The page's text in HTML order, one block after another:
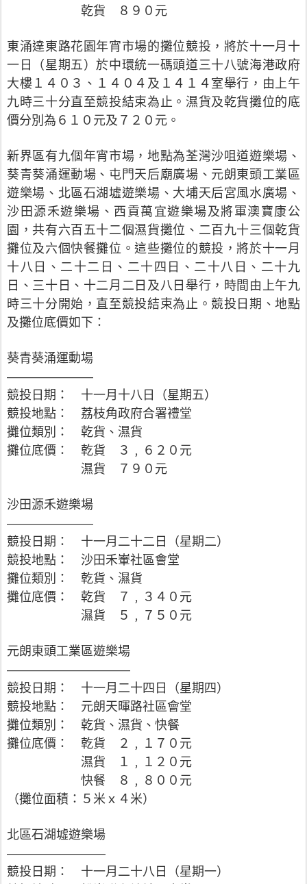
乾貨 ８９０元
東涌達東路花園年宵市場的攤位競投，將於十一月十
一日（星期五）於中環統一碼頭道三十八號海港政府
大樓１４０３、１４０４及１４１４室舉行，由上午
九時三十分直至競投結束為止。濕貨及乾貨攤位的底
價分別為６１０元及７２０元。
新界區有九個年宵市場，地點為荃灣沙咀道遊樂場、
葵青葵涌運動場、屯門天后廟廣場、元朗東頭工業區
遊樂場、北區石湖墟遊樂場、大埔天后宮風水廣場、
沙田源禾遊樂場、西貢萬宜遊樂場及將軍澳寶康公
園，共有六百五十二個濕貨攤位、二百九十三個乾貨
攤位及六個快餐攤位。這些攤位的競投，將於十一月
十八日、二十二日、二十四日、二十八日、二十九
日、三十日、十二月二日及八日舉行，時間由上午九
時三十分開始，直至競投結束為止。競投日期、地點
及攤位底價如下：
葵青葵涌運動場
———————
競投日期： 十一月十八日（星期五）
競投地點： 荔枝角政府合署禮堂
攤位類別： 乾貨、濕貨
攤位底價： 乾貨 ３﹐６２０元
濕貨 ７９０元
沙田源禾遊樂場
———————
競投日期： 十一月二十二日（星期二）
競投地點： 沙田禾輋社區會堂
攤位類別： 乾貨、濕貨
攤位底價： 乾貨 ７﹐３４０元
濕貨 ５﹐７５０元
元朗東頭工業區遊樂場
——————————
競投日期： 十一月二十四日（星期四）
競投地點： 元朗天暉路社區會堂
攤位類別： 乾貨、濕貨、快餐
攤位底價： 乾貨 ２﹐１７０元
濕貨 １﹐１２０元
快餐 ８﹐８００元
（攤位面積：５米ｘ４米）
北區石湖墟遊樂場
————————
競投日期： 十一月二十八日（星期一）